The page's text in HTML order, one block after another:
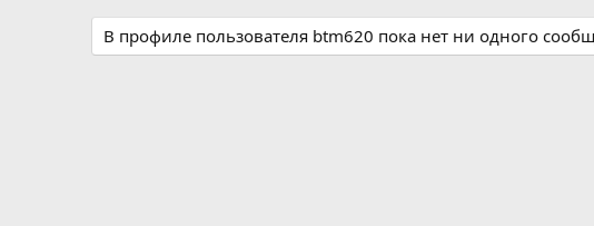
В профиле пользователя btm620 пока нет ни одного